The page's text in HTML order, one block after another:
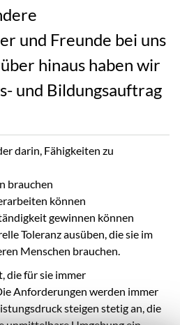
und Freunde bei uns
hinaus haben wir
und Bildungsauftrag
darin, Fähigkeiten zu
brauchen
können
gewinnen können
Toleranz ausüben, die sie im
Menschen brauchen.
die für sie immer
Anforderungen werden immer
steigen stetig an, die